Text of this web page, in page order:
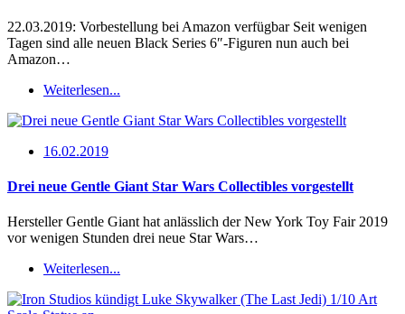
22.03.2019: Vorbestellung bei Amazon verfügbar Seit wenigen
Tagen sind alle neuen Black Series 6″-Figuren nun auch bei
Amazon…
Weiterlesen...
16.02.2019
Drei neue Gentle Giant Star Wars Collectibles vorgestellt
Hersteller Gentle Giant hat anlässlich der New York Toy Fair 2019
vor wenigen Stunden drei neue Star Wars…
Weiterlesen...